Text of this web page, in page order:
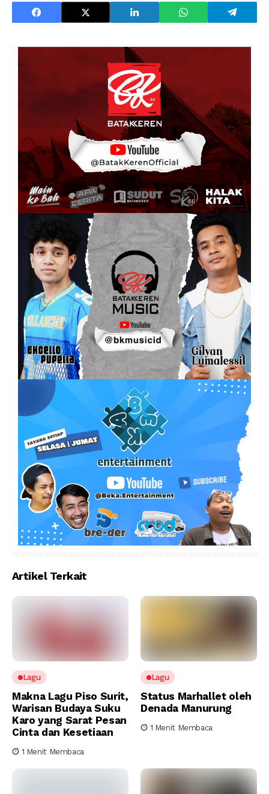
Artikel Terkait
Lagu
Makna Lagu Piso Surit,
Warisan Budaya Suku
Karo yang Sarat Pesan
Cinta dan Kesetiaan
1 Menit Membaca
Lagu
Status Marhallet oleh
Denada Manurung
1 Menit Membaca